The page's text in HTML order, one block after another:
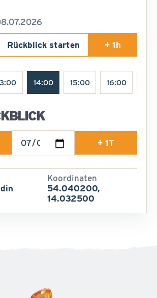
Rückblick starten + 1h
14:00 15:00 16:00
+ 1T
Koordinaten
54.040200,
14.032500